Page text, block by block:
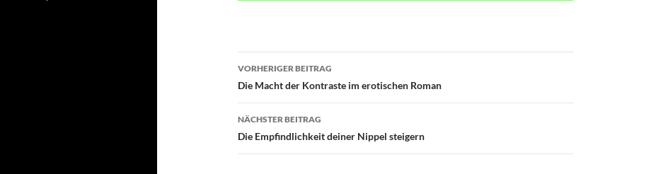
Beitragsnavigation
VORHERIGER BEITRAG
Die Macht der Kontraste im erotischen Roman
NÄCHSTER BEITRAG
Die Empfindlichkeit deiner Nippel steigern